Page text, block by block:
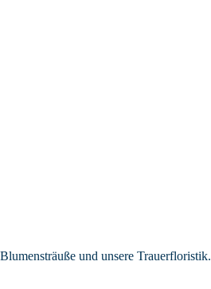
und unsere Trauerfloristik.